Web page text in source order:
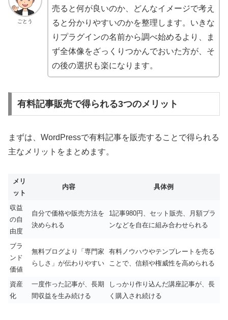
ごとう
売ると何が良いのか、どんなイメージで考え
ると分かりやすいのかを整理します。いきな
りプラグインの名前から調べ始めるより、ま
ず全体像をざっくりつかんでおいた方が、そ
の後の選択も楽になります。
有料記事販売で得られる3つのメリット
まずは、WordPressで有料記事を販売することで得られる
主なメリットをまとめます。
メリ
ット
内容 具体例
収益
の自
由度
自分で価格や販売方法を
決められる
1記事980円、セット販売、月額プラ
ンなどを自在に組み合わせられる
ブラ
ンド
価値
無料ブログより「専門家
らしさ」が伝わりやすい
有料ノウハウやテンプレートを売る
ことで、信頼や権威性を高められる
資産
化
一度作った記事が、長期
間収益を生み続ける
しっかり作り込んだ講座記事が、長
く購入され続ける